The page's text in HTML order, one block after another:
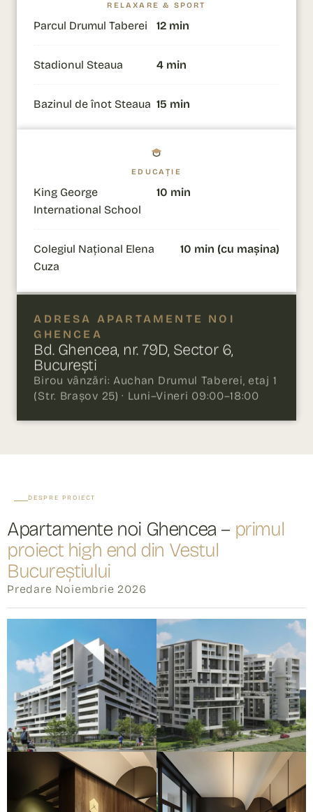
RELAXARE & SPORT
Parcul Drumul Taberei 12 min
Stadionul Steaua 4 min
Bazinul de înot Steaua 15 min
EDUCAȚIE
King George
International School
10 min
Colegiul Național Elena
Cuza
10 min (cu mașina)
ADRESA APARTAMENTE NOI
GHENCEA
Bd. Ghencea, nr. 79D, Sector 6,
București
Birou vânzări: Auchan Drumul Taberei, etaj 1
(Str. Brașov 25) · Luni–Vineri 09:00–18:00
DESPRE PROIECT
Apartamente noi Ghencea – primul
proiect high end din Vestul
Bucureștiului
Predare Noiembrie 2026